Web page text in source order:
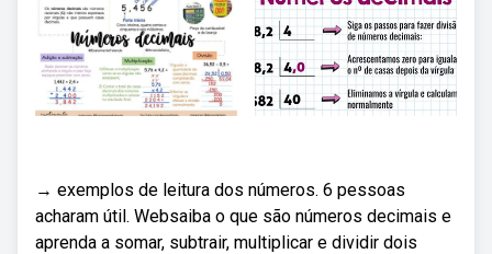
→ exemplos de leitura dos números. 6 pessoas
acharam útil. Websaiba o que são números decimais e
aprenda a somar, subtrair, multiplicar e dividir dois